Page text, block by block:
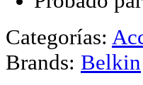
Categorías:
Brands: Belkin